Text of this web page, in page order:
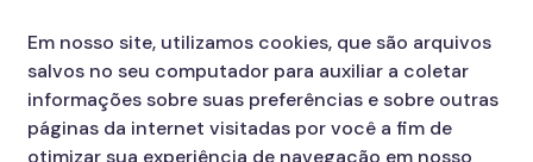
Em nosso site, utilizamos cookies, que são arquivos
salvos no seu computador para auxiliar a coletar
informações sobre suas preferências e sobre outras
páginas da internet visitadas por você a fim de
otimizar sua experiência de navegação em nosso